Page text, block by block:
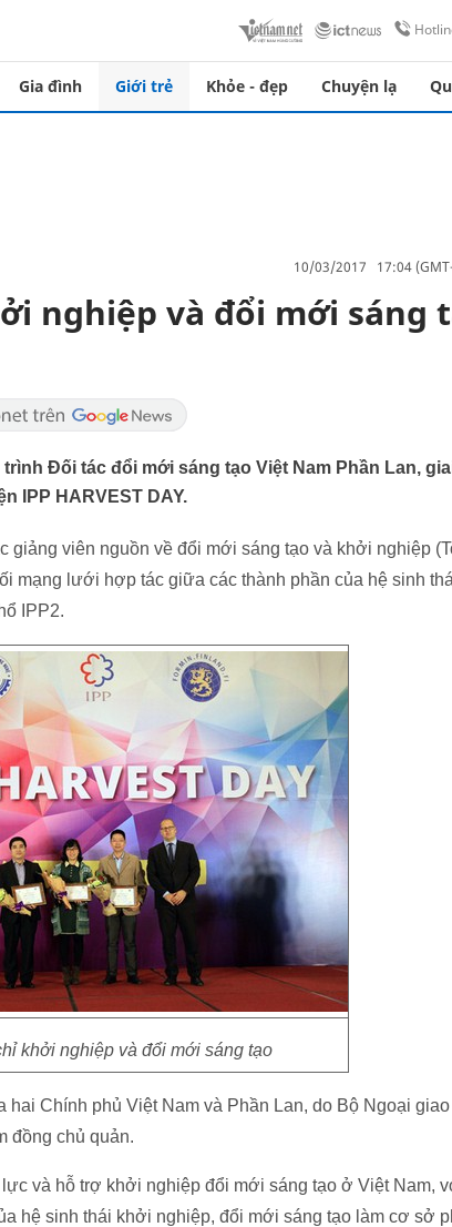
Gia đình Giới trẻ Khỏe - đẹp Chuyện lạ
10/03/2017 17:04
nghiệp và đổi mới sáng
Đối tác đổi mới sáng tạo Việt Nam Phần Lan,
IPP HARVEST DAY.
giảng viên nguồn về đổi mới sáng tạo và khởi nghiệp
mạng lưới hợp tác giữa các thành phần của hệ sinh
IPP2.
khởi nghiệp và đổi mới sáng tạo
Chính phủ Việt Nam và Phần Lan, do Bộ Ngoại
đồng chủ quản.
và hỗ trợ khởi nghiệp đổi mới sáng tạo ở Việt Nam,
hệ sinh thái khởi nghiệp, đổi mới sáng tạo làm cơ sở